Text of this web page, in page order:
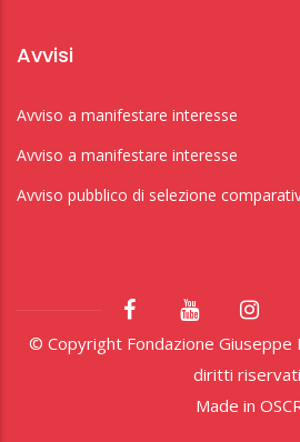
Avvisi
Avviso a manifestare interesse
Avviso a manifestare interesse
Avviso pubblico di selezione
© Copyright Fondazione
diritti
Made in